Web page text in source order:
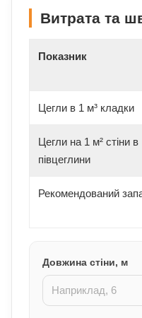
Витрата та
Показник
Цегли в 1 м³ кладки
Цегли на 1 м² стіни в
півцеглини
Рекомендований
Довжина стіни, м